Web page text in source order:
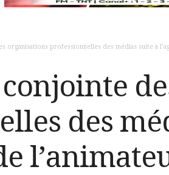
organisations professionnelles des médias suite à
des